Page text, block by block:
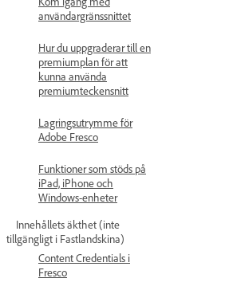
användargränssnittet
Hur du uppgraderar till en
premiumplan för att
kunna använda
premiumteckensnitt
Lagringsutrymme för
Adobe Fresco
Funktioner som stöds på
iPad, iPhone och
Windows-enheter
Innehållets äkthet (inte
tillgängligt i Fastlandskina)
Content Credentials i
Fresco